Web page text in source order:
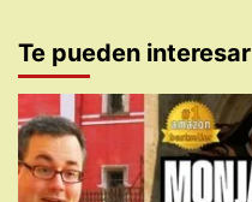
Te pueden interesar